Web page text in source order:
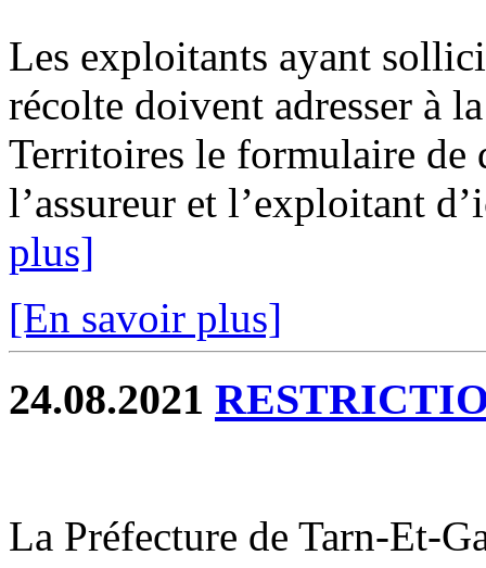
Les exploitants ayant
récolte doivent adresser à
Territoires le formulaire de
l’assureur et l’exploitant
plus]
[En savoir plus]
24.08.2021
La Préfecture de Tarn-Et-